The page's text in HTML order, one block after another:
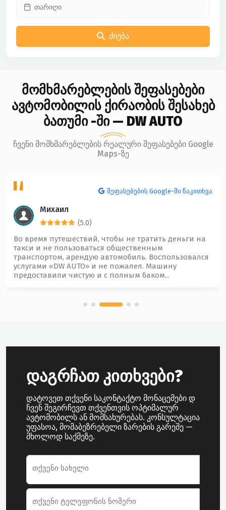
ძიება
მომხმარებლების შეფასებები
ავტომობილის ქირაობის შესახებ
ბათუმი -ში — DW AUTO
ჩვენი მომხმარებლების რეალური შეფასებები Google
Maps-ზე
შეფასებების Google-ში წაკითხვა
Михаил
(5.0)
Во время путешествий, чтобы не тратить деньги на
такси и не пользоваться общественным
транспортом, арендую автомобиль. Воспользовался
услугами «‎DW AUTO» и не пожалел. Машину
предоставили чистую и с полным баком...
დაგრჩათ კითხვები?
დატოვეთ თქვენი საკონტაქტო მონაცემები დ
ჩვენ შეგირჩევთ თქვენთვის ოპტიმალურ
ავტომობილს ან მომსახურებას. კონსულტაცია
უფასოა, მომაბეზრებელი ზარების გარეშე —
მხოლოდ საქმეზე.
ავტომობილის ქირაობის
თქვენი სახელი
თქვენი ტელეფონის ნომერი